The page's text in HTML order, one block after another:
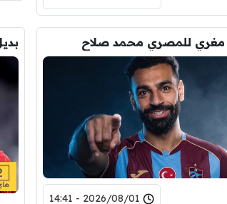
للمصري محمد صلاح
2026/08/01 - 14:41